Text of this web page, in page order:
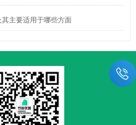
主要适用于哪些方面